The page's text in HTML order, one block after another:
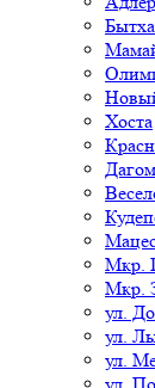
Бытха
Хоста
Мкр.
Мкр.
ул.
ул.
ул.